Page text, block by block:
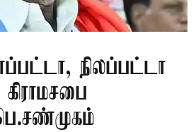
நிலப்பட்டா